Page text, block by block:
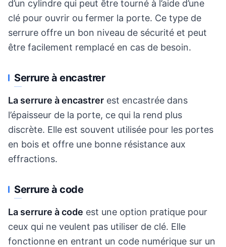
d’un cylindre qui peut être tourné à l’aide d’une
clé pour ouvrir ou fermer la porte. Ce type de
serrure offre un bon niveau de sécurité et peut
être facilement remplacé en cas de besoin.
Serrure à encastrer
La serrure à encastrer est encastrée dans
l’épaisseur de la porte, ce qui la rend plus
discrète. Elle est souvent utilisée pour les portes
en bois et offre une bonne résistance aux
effractions.
Serrure à code
La serrure à code est une option pratique pour
ceux qui ne veulent pas utiliser de clé. Elle
fonctionne en entrant un code numérique sur un